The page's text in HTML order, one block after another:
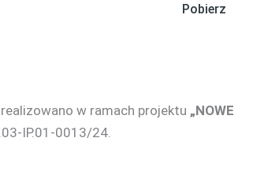
Pobierz
w ramach projektu „NOWE
IP.01-0013/24.